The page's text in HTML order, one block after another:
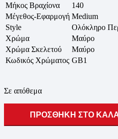
Μήκος Βραχίονα
140
Μέγεθος-Εφαρμογή Medium
Style
Ολόκληρο
Χρώμα
Μαύρο
Χρώμα Σκελετού
Μαύρο
Κωδικός Χρώματος GB1
Σε απόθεμα
ΠΡΟΣΘΗΚΗ ΣΤΟ